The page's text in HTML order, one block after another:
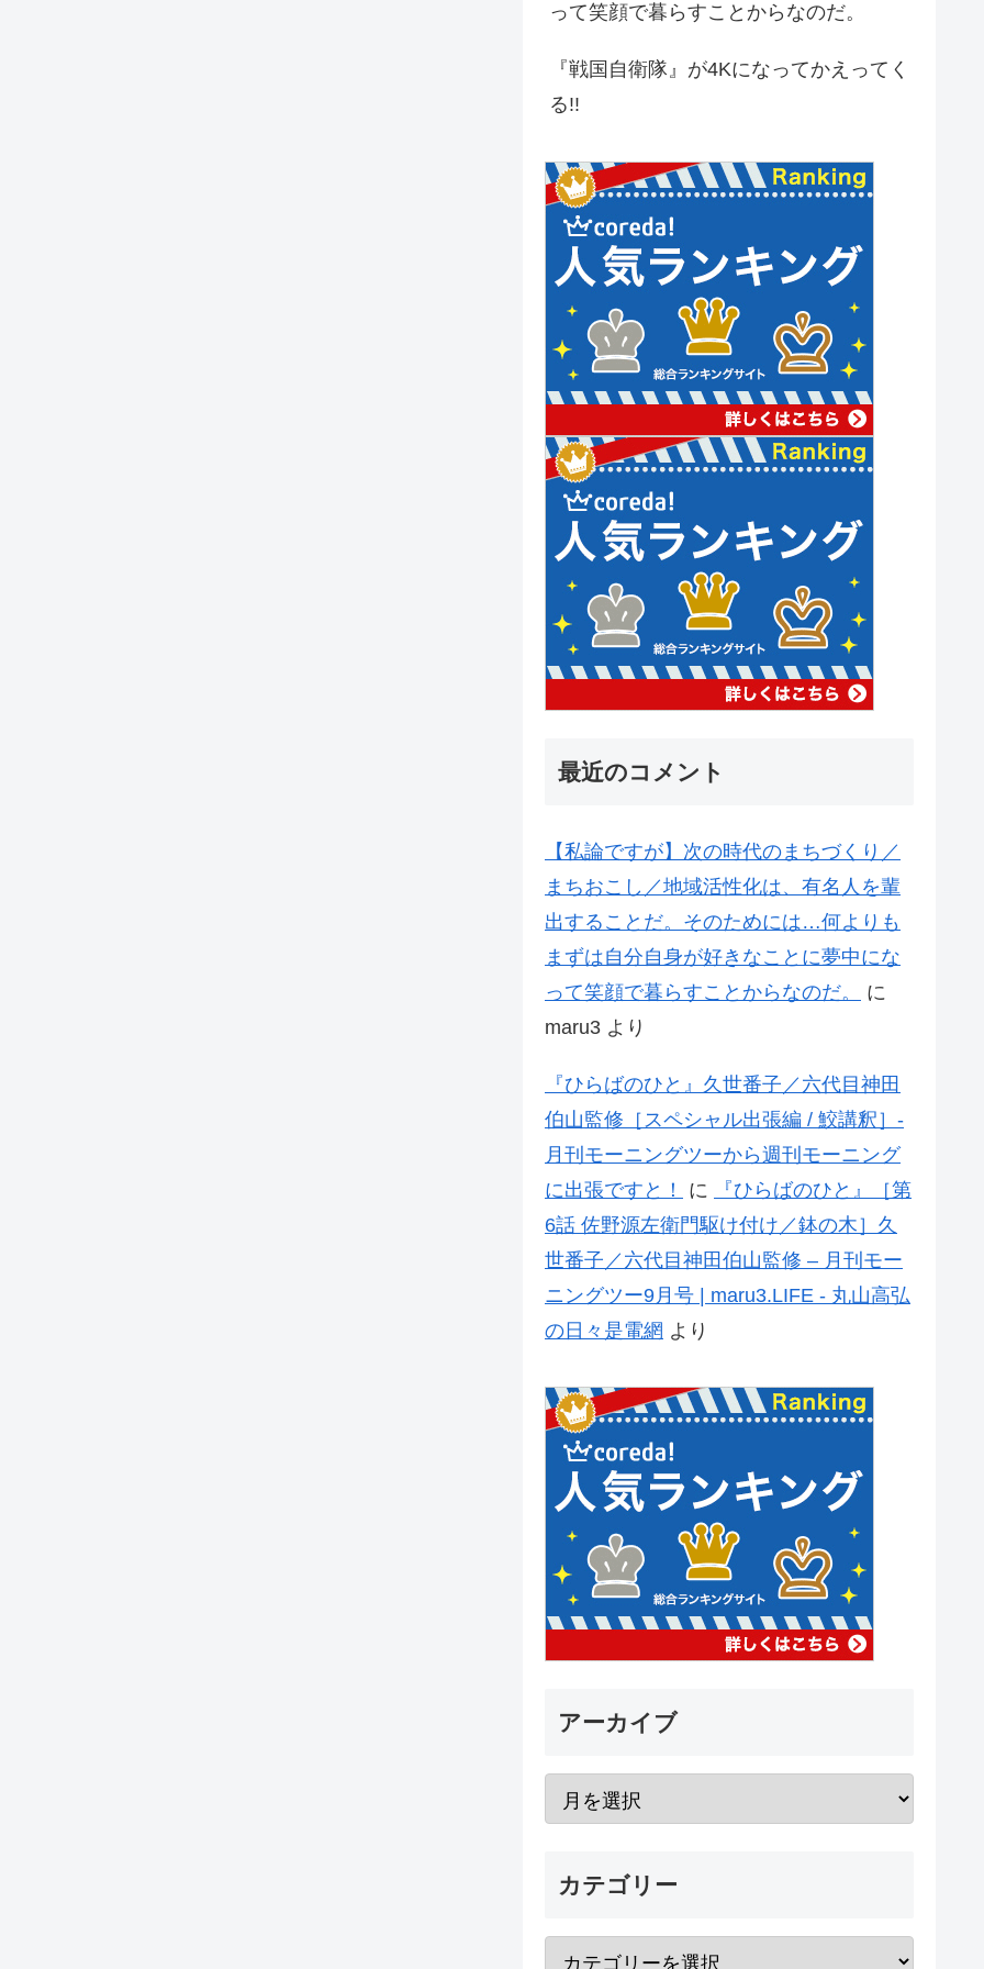
って笑顔で暮らすことからなのだ。
『戦国自衛隊』が4Kになってかえってく
る!!
最近のコメント
【私論ですが】次の時代のまちづくり／
まちおこし／地域活性化は、有名人を輩
出することだ。そのためには…何よりも
まずは自分自身が好きなことに夢中にな
って笑顔で暮らすことからなのだ。
に
maru3 より
『ひらばのひと』久世番子／六代目神田
伯山監修［スペシャル出張編 / 鮫講釈］-
月刊モーニングツーから週刊モーニング
に出張ですと！
に
『ひらばのひと』［第
6話 佐野源左衛門駆け付け／鉢の木］久
世番子／六代目神田伯山監修 – 月刊モー
ニングツー9月号 | maru3.LIFE - 丸山高弘
の日々是電網 より
アーカイブ
カテゴリー